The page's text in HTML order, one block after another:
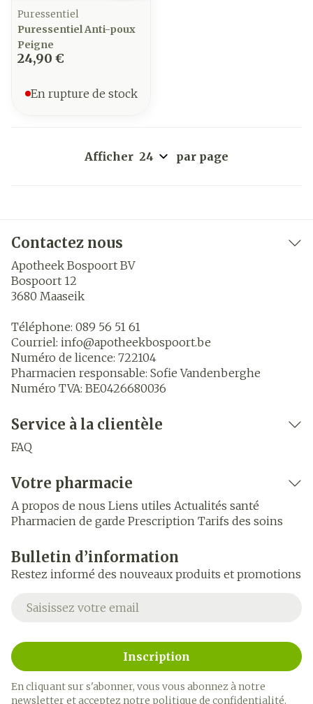
Puressentiel
Puressentiel Anti-poux
Peigne
24,90 €
En rupture de stock
Afficher par page
Contactez nous
Apotheek Bospoort BV
Bospoort 12
3680 Maaseik
Téléphone: 089 56 51 61
Courriel: info@apotheekbospoort.be
Numéro de licence: 722104
Pharmacien responsable: Sofie Vandenberghe
Numéro TVA: BE0426680036
Service à la clientèle
FAQ
Votre pharmacie
A propos de nous Liens utiles Actualités santé
Pharmacien de garde Prescription Tarifs des soins
Bulletin d’information
Restez informé des nouveaux produits et promotions
Adresse mail
Inscription
En cliquant sur s'abonner, vous vous abonnez à notre
newsletter et acceptez notre politique de confidentialité.